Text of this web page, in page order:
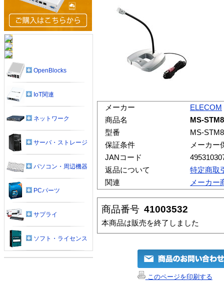
メーカー
ELECOM
商品名
MS-
型番
MS-
保証条件
メーカー
JANコード
返品について
特定商取
関連
メーカー
商品番号 41003532
本商品は販売を終了しました
このページを印刷する
OpenBlocks
IoT関連
ネットワーク
サーバ・ストレージ
パソコン・周辺機器
PCパーツ
サプライ
ソフト・ライセンス